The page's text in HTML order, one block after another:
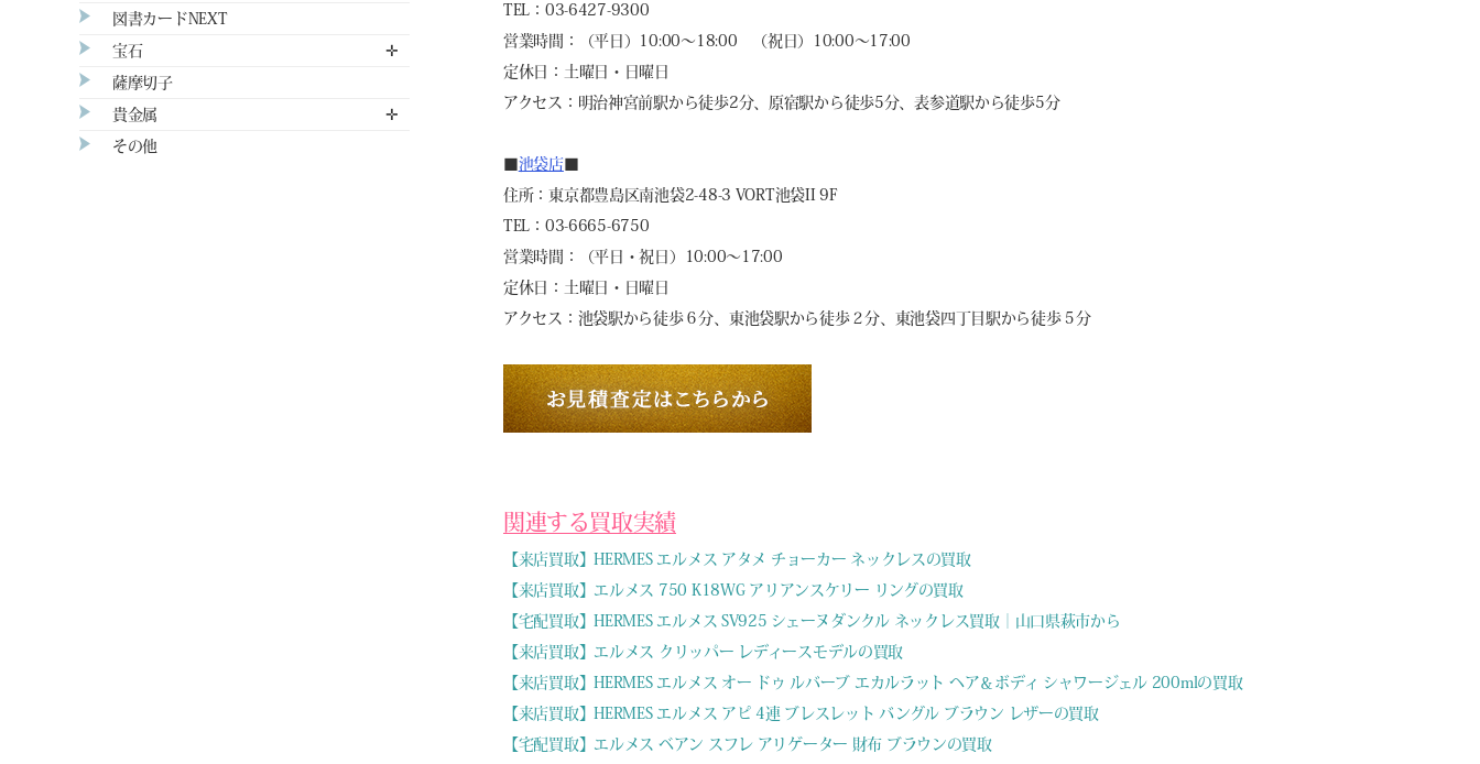
TEL：03-6427-9300
営業時間：（平日）10:00～18:00 （祝日）10:00～17:00
定休日：土曜日・日曜日
アクセス：明治神宮前駅から徒歩2分、原宿駅から徒歩5分、表参道駅から徒歩5分
■池袋店■
住所：東京都豊島区南池袋2-48-3 VORT池袋II 9F
TEL：03-6665-6750
営業時間：（平日・祝日）10:00～17:00
定休日：土曜日・日曜日
アクセス：池袋駅から徒歩６分、東池袋駅から徒歩２分、東池袋四丁目駅から徒歩５分
関連する買取実績
【来店買取】HERMES エルメス アタメ チョーカー ネックレスの買取
【来店買取】エルメス 750 K18WG アリアンスケリー リングの買取
【宅配買取】HERMES エルメス SV925 シェーヌダンクル ネックレス買取｜山口県萩市から
【来店買取】エルメス クリッパー レディースモデルの買取
【来店買取】HERMES エルメス オー ドゥ ルバーブ エカルラット ヘア＆ボディ シャワージェル 200mlの買取
【来店買取】HERMES エルメス アピ 4連 ブレスレット バングル ブラウン レザーの買取
【宅配買取】エルメス ベアン スフレ アリゲーター 財布 ブラウンの買取
図書カードNEXT
宝石 ✛
薩摩切子
貴金属 ✛
その他